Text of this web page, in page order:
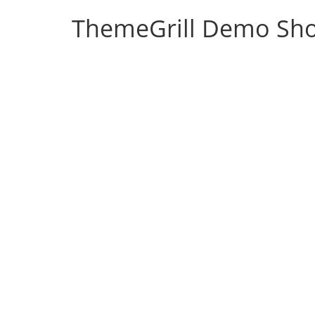
ThemeGrill Demo